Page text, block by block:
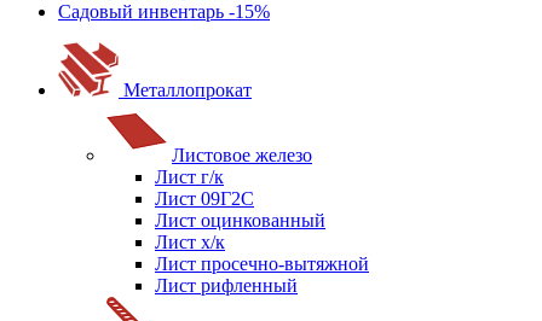
Садовый инвентарь -15%
Металлопрокат
Листовое железо
Лист г/к
Лист 09Г2С
Лист оцинкованный
Лист х/к
Лист просечно-вытяжной
Лист рифленный